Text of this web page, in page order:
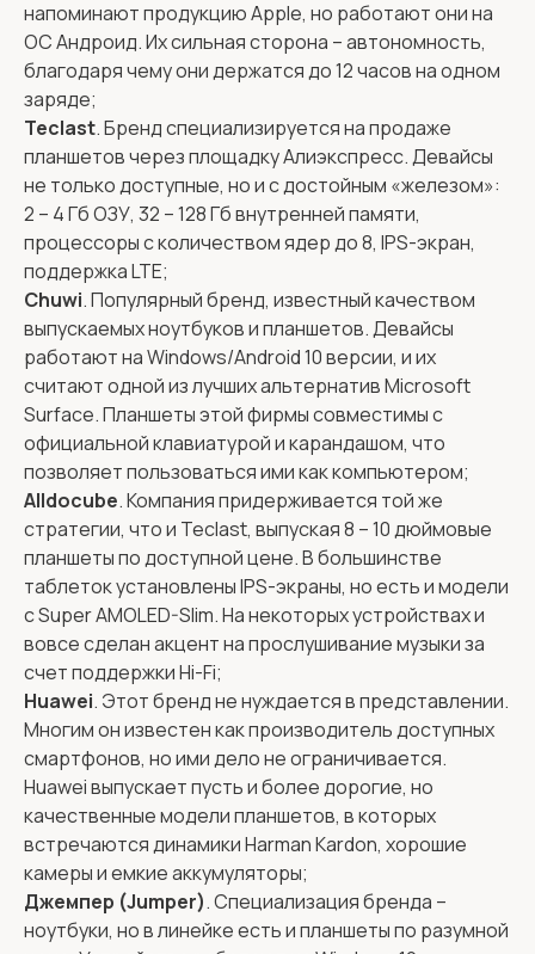
напоминают продукцию Apple, но работают они на
ОС Андроид. Их сильная сторона – автономность,
благодаря чему они держатся до 12 часов на одном
заряде;
Teclast. Бренд специализируется на продаже
планшетов через площадку Алиэкспресс. Девайсы
не только доступные, но и с достойным «железом»:
2 – 4 Гб ОЗУ, 32 – 128 Гб внутренней памяти,
процессоры с количеством ядер до 8, IPS-экран,
поддержка LTE;
Chuwi. Популярный бренд, известный качеством
выпускаемых ноутбуков и планшетов. Девайсы
работают на Windows/Android 10 версии, и их
считают одной из лучших альтернатив Microsoft
Surface. Планшеты этой фирмы совместимы с
официальной клавиатурой и карандашом, что
позволяет пользоваться ими как компьютером;
Alldocube. Компания придерживается той же
стратегии, что и Teclast, выпуская 8 – 10 дюймовые
планшеты по доступной цене. В большинстве
таблеток установлены IPS-экраны, но есть и модели
с Super AMOLED-Slim. На некоторых устройствах и
вовсе сделан акцент на прослушивание музыки за
счет поддержки Hi-Fi;
Huawei. Этот бренд не нуждается в представлении.
Многим он известен как производитель доступных
смартфонов, но ими дело не ограничивается.
Huawei выпускает пусть и более дорогие, но
качественные модели планшетов, в которых
встречаются динамики Harman Kardon, хорошие
камеры и емкие аккумуляторы;
Джемпер (Jumper). Специализация бренда –
ноутбуки, но в линейке есть и планшеты по разумной